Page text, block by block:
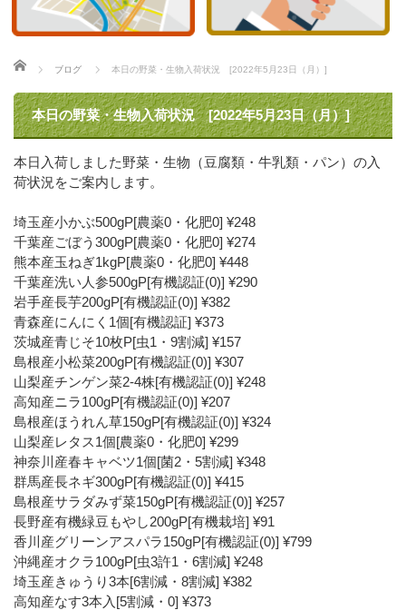
ホーム
ブログ 本日の野菜・生物入荷状況 [2022年5月23日（月）]
本日の野菜・生物入荷状況 [2022年5月23日（月）]
本日入荷しました野菜・生物（豆腐類・牛乳類・パン）の入
荷状況をご案内します。
埼玉産小かぶ500gP[農薬0・化肥0] ¥248
千葉産ごぼう300gP[農薬0・化肥0] ¥274
熊本産玉ねぎ1kgP[農薬0・化肥0] ¥448
千葉産洗い人参500gP[有機認証(0)] ¥290
岩手産長芋200gP[有機認証(0)] ¥382
青森産にんにく1個[有機認証] ¥373
茨城産青じそ10枚P[虫1・9割減] ¥157
島根産小松菜200gP[有機認証(0)] ¥307
山梨産チンゲン菜2-4株[有機認証(0)] ¥248
高知産ニラ100gP[有機認証(0)] ¥207
島根産ほうれん草150gP[有機認証(0)] ¥324
山梨産レタス1個[農薬0・化肥0] ¥299
神奈川産春キャベツ1個[菌2・5割減] ¥348
群馬産長ネギ300gP[有機認証(0)] ¥415
島根産サラダみず菜150gP[有機認証(0)] ¥257
長野産有機緑豆もやし200gP[有機栽培] ¥91
香川産グリーンアスパラ150gP[有機認証(0)] ¥799
沖縄産オクラ100gP[虫3許1・6割減] ¥248
埼玉産きゅうり3本[6割減・8割減] ¥382
高知産なす3本入[5割減・0] ¥373